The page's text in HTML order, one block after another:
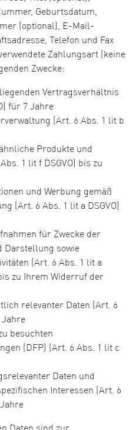
Geburtsdatum,
(optional), E-Mail-
Telefon und Fax
Zahlungsart (keine
Zwecke:
Vertragsverhältnis
für 7 Jahre
(Art. 6 Abs. 1 lit b
Produkte und
1 lit f DSGVO) bis zu
und Werbung gemäß
(Art. 6 Abs. 1 lit a DSGVO)
für Zwecke der
Darstellung sowie
(Art. 6 Abs. 1 lit a
zu Ihrem Widerruf der
relevanter Daten (Art. 6
Jahre
besuchten
(DFP) (Art. 6 Abs. 1 lit c
Daten und
Interessen (Art. 6